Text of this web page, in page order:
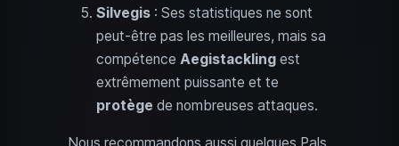
Silvegis : Ses statistiques ne sont
peut-être pas les meilleures, mais sa
compétence Aegistackling est
extrêmement puissante et te
protège de nombreuses attaques.